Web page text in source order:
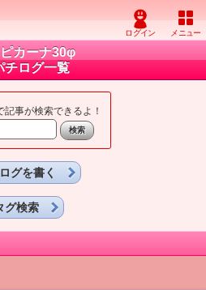
ピカーナ30φ
チログ一覧
記事が検索できるよ！
グを書く
グ検索